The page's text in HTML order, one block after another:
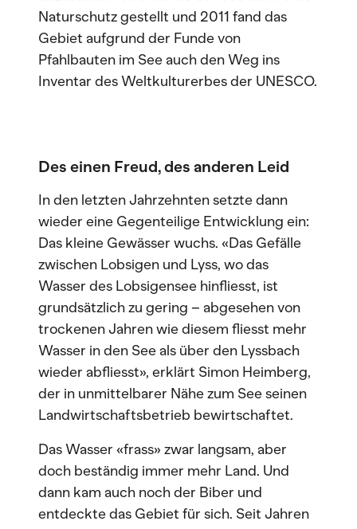
Naturschutz gestellt und 2011 fand das
Gebiet aufgrund der Funde von
Pfahlbauten im See auch den Weg ins
Inventar des Weltkulturerbes der UNESCO.
Des einen Freud, des anderen Leid
In den letzten Jahrzehnten setzte dann
wieder eine Gegenteilige Entwicklung ein:
Das kleine Gewässer wuchs. «Das Gefälle
zwischen Lobsigen und Lyss, wo das
Wasser des Lobsigensee hinfliesst, ist
grundsätzlich zu gering – abgesehen von
trockenen Jahren wie diesem fliesst mehr
Wasser in den See als über den Lyssbach
wieder abfliesst», erklärt Simon Heimberg,
der in unmittelbarer Nähe zum See seinen
Landwirtschaftsbetrieb bewirtschaftet.
Das Wasser «frass» zwar langsam, aber
doch beständig immer mehr Land. Und
dann kam auch noch der Biber und
entdeckte das Gebiet für sich. Seit Jahren